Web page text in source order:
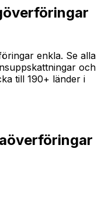
enkla. Se alla
och
till 190+ länder i